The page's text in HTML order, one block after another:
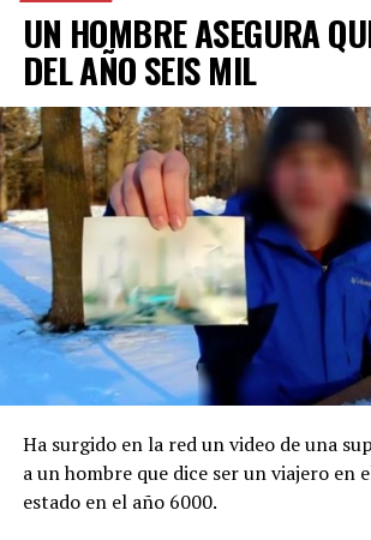
UN HOMBRE ASEGURA
DEL AÑO SEIS MIL
Ha surgido en la red un video de una
a un hombre que dice ser un viajero en
estado en el año 6000.